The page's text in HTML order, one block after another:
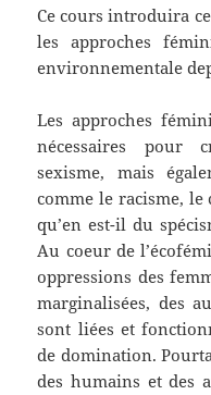
Ce cours introduira
les approches
environnementale
Les approches
nécessaires pour
sexisme, mais
comme le racisme, le
qu’en est-il du
Au coeur de
oppressions des
marginalisées, des
sont liées et
de domination.
des humains et des